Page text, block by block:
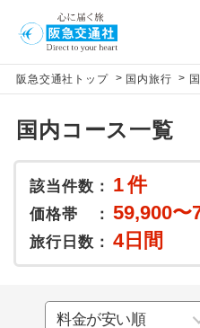
阪急交通社トップ > 国内旅行 >
国内コース一覧
該当件数： 1件
価格帯 ： 59,900〜
旅行日数： 4日間